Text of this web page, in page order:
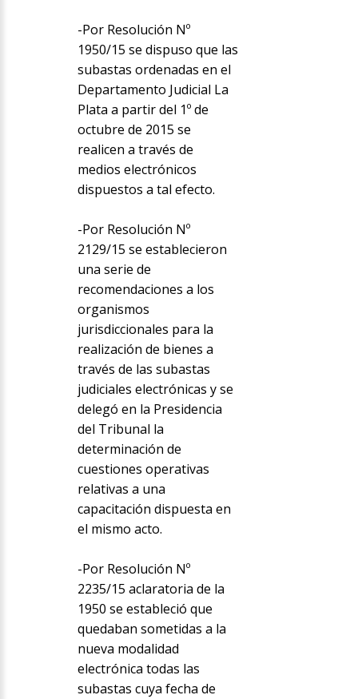
-Por Resolución Nº
1950/15 se dispuso que las
subastas ordenadas en el
Departamento Judicial La
Plata a partir del 1º de
octubre de 2015 se
realicen a través de
medios electrónicos
dispuestos a tal efecto.
-Por Resolución Nº
2129/15 se establecieron
una serie de
recomendaciones a los
organismos
jurisdiccionales para la
realización de bienes a
través de las subastas
judiciales electrónicas y se
delegó en la Presidencia
del Tribunal la
determinación de
cuestiones operativas
relativas a una
capacitación dispuesta en
el mismo acto.
-Por Resolución Nº
2235/15 aclaratoria de la
1950 se estableció que
quedaban sometidas a la
nueva modalidad
electrónica todas las
subastas cuya fecha de